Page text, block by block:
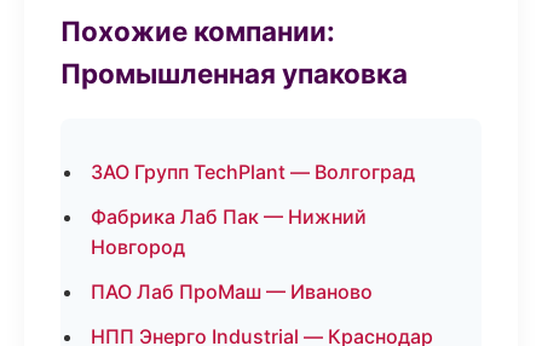
Похожие компании:
Промышленная упаковка
ЗАО Групп TechPlant — Волгоград
Фабрика Лаб Пак — Нижний
Новгород
ПАО Лаб ПроМаш — Иваново
НПП Энерго Industrial — Краснодар